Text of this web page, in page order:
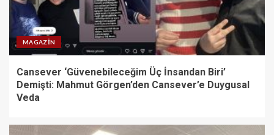
MAGAZIN
Cansever ‘Güvenebileceğim Üç İnsandan Biri’
Demişti: Mahmut Görgen’den Cansever’e Duygusal
Veda